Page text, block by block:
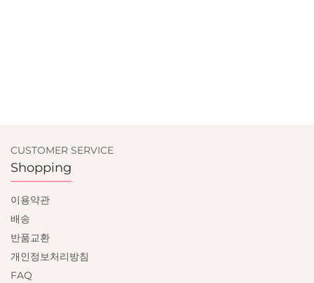
CUSTOMER SERVICE
Shopping
이용약관
배송
반품교환
개인정보처리방침
FAQ